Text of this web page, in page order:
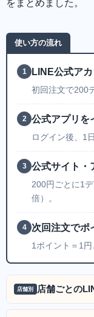
をまとめました。
使い方の流れ
1 LINE公式ア
初回注文で200
2 公式アプリを
ログイン後、1
3 公式サイト・
200円ごとに1
倍）。
4 次回注文でポ
1ポイント＝1円
店舗別 店舗ごとの